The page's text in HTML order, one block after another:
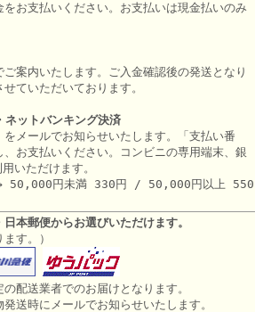
お支払いください。お支払いは現金払いのみ
案内いたします。ご入金確認後の発送となり
ていただいております。
ネットバンキング決済
メールでお知らせいたします。「支払い番
お支払いください。コンビニの専用端末、銀
いただけます。
→ 50,000円未満 330円 / 50,000円以上 550
本郵便からお選びいただけます。
す。）
配送業者でのお届けとなります。
送時にメールでお知らせいたします。